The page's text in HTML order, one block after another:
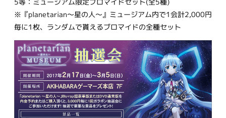
※『planetarian〜星の人〜』ミュージアム内で1会計2,000円
毎に1枚、ランダムで貰えるブロマイドの全種セット